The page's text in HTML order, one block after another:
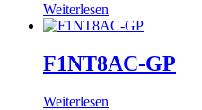
Weiterlesen
F1NT8AC-GP
Weiterlesen